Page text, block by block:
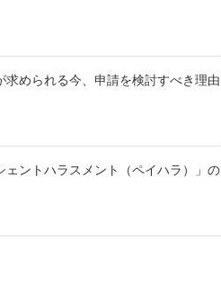
められる今、申請を検討すべき理由
ントハラスメント（ペイハラ）」の